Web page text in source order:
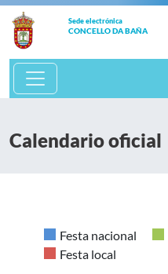
Sede electrónica
CONCELLO DA BAÑA
Calendario oficial
Festa nacional
Festa local